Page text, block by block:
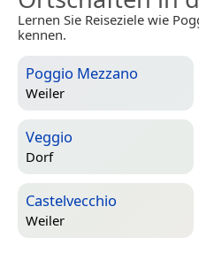
Lernen Sie Reiseziele wie
kennen.
Poggio Mezzano
Weiler
Veggio
Dorf
Castelvecchio
Weiler